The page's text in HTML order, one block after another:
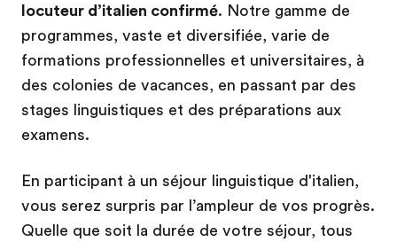
locuteur d’italien confirmé. Notre gamme de
programmes, vaste et diversifiée, varie de
formations professionnelles et universitaires, à
des colonies de vacances, en passant par des
stages linguistiques et des préparations aux
examens.
En participant à un séjour linguistique d'italien,
vous serez surpris par l’ampleur de vos progrès.
Quelle que soit la durée de votre séjour, tous